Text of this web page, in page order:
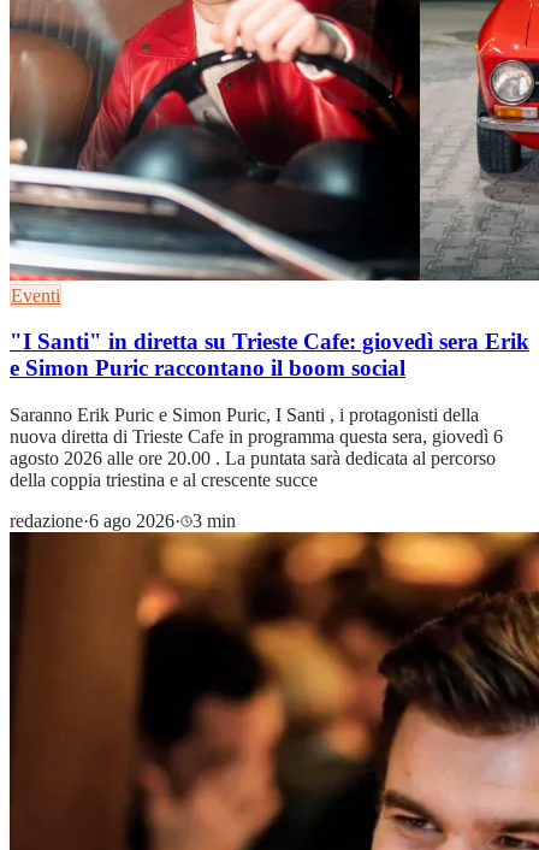
Eventi
"I Santi" in diretta su Trieste Cafe: giovedì sera Erik
e Simon Puric raccontano il boom social
Saranno Erik Puric e Simon Puric, I Santi , i protagonisti della
nuova diretta di Trieste Cafe in programma questa sera, giovedì 6
agosto 2026 alle ore 20.00 . La puntata sarà dedicata al percorso
della coppia triestina e al crescente succe
redazione·6 ago 2026· 3 min